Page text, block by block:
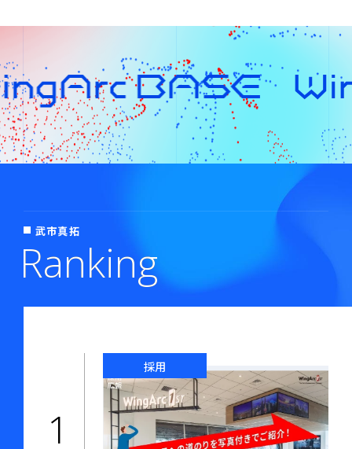
Copyright© WingArc1st Inc. All Rights Reserved.
武市真拓
Ranking
採用